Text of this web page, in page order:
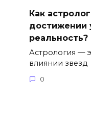
Как
достижении
реальность?
Астрология —
влиянии звезд
0